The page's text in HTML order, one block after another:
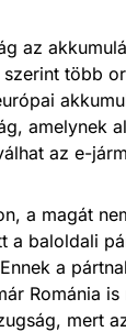
az
több
amelynek
az e-
a magát
a baloldali
a
Románia
mert